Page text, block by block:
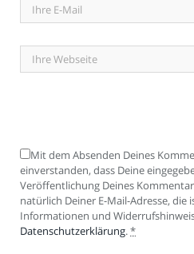
Mit dem Absenden Deines
einverstanden, dass Deine
Veröffentlichung Deines
natürlich Deiner E-Mail-Adresse, die
Informationen und
Datenschutzerklärung.*